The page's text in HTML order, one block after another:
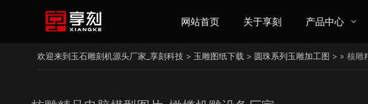
网站首页 关于享刻 产品中心 
欢迎来到玉石雕刻机源头厂家_享刻科技 > 玉雕图纸下载 > 圆珠系列玉雕加工图 > » 核雕